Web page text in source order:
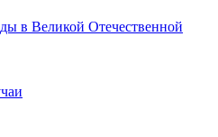
в Великой Отечественной